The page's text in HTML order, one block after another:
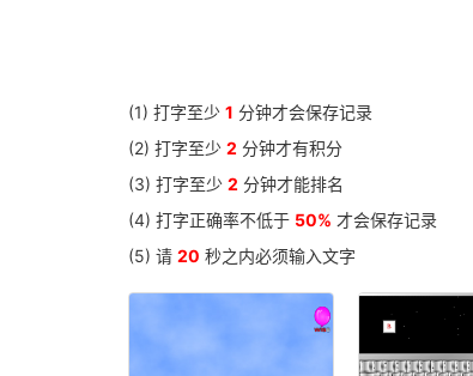
巩固上半年成果,做好下半年工作
对自己狠一点，离成功近一点
2016政府工作报告
晨间日记111
高频两字词组（3400字）
我为何而生（518字）
如果我休息，我就会生锈 （488字）
(1) 打字至少 1 分钟才会保存记录
(2) 打字至少 2 分钟才有积分
(3) 打字至少 2 分钟才能排名
(4) 打字正确率不低于 50% 才会保存记录
(5) 请 20 秒之内必须输入文字